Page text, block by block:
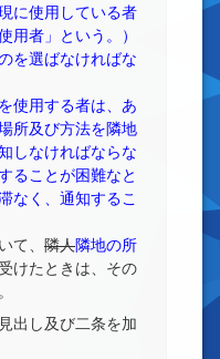
に使用している者
用者」という。）
を選ばなければな
使用する者は、あ
所及び方法を隣地
しなければならな
ることが困難なと
なく、通知するこ
て、 隣人隣地の所
けたときは、その
し及び二条を加